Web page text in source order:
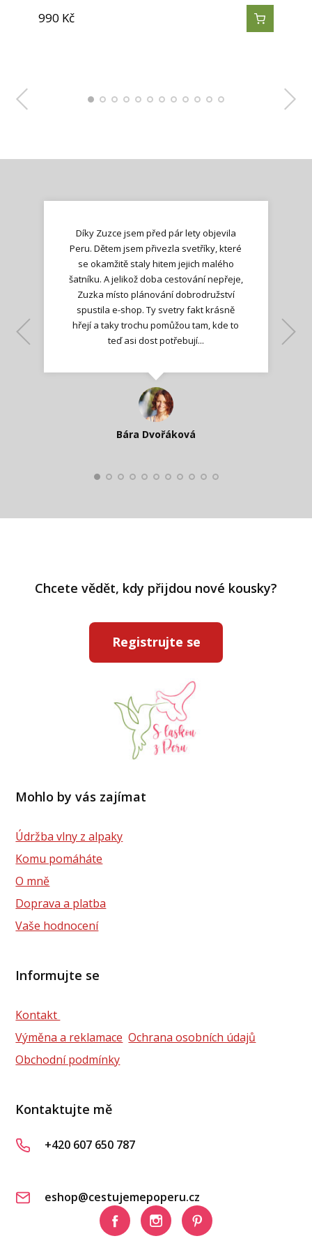
990 Kč
990 Kč
990 Kč
1 690Kč
1 690Kč
1 690Kč
1 690Kč
1 690Kč
1 690Kč
1 690Kč
1 690Kč
1 690Kč
Díky Zuzce jsem před pár lety objevila
Peru. Dětem jsem přivezla svetříky, které
se okamžitě staly hitem jejich malého
šatníku. A jelikož doba cestování nepřeje,
Zuzka místo plánování dobrodružství
spustila e-shop. Ty svetry fakt krásně
hřejí a taky trochu pomůžou tam, kde to
teď asi dost potřebují...
Bára Dvořáková
Jana T.
Kateřina Veleta Štěpánová
Ilona M.
Lenka K.
Nadšená zpráva
Katka Perháčová
Smolková
Lenka K.
Chcete vědět, kdy přijdou nové kousky?
Registrujte se
Mohlo by vás zajímat
Údržba vlny z alpaky
Komu pomáháte
O mně
Doprava a platba
Vaše hodnocení
Informujte se
Kontakt
Výměna a reklamace Ochrana osobních údajů
Obchodní podmínky
Kontaktujte mě
+420 607 650 787
eshop@cestujemepoperu.cz